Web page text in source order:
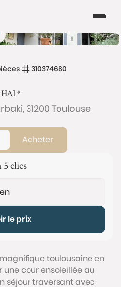
310374680
HAI*
31200 Toulouse
Acheter
5 clics
le prix
toulousaine en
cour ensoleillée au
séjour traversant avec